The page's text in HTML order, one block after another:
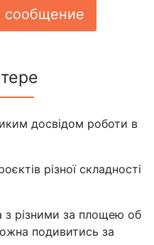
сообщение
досвідом роботи в
різної складності
з різними за площею об
подивитись за